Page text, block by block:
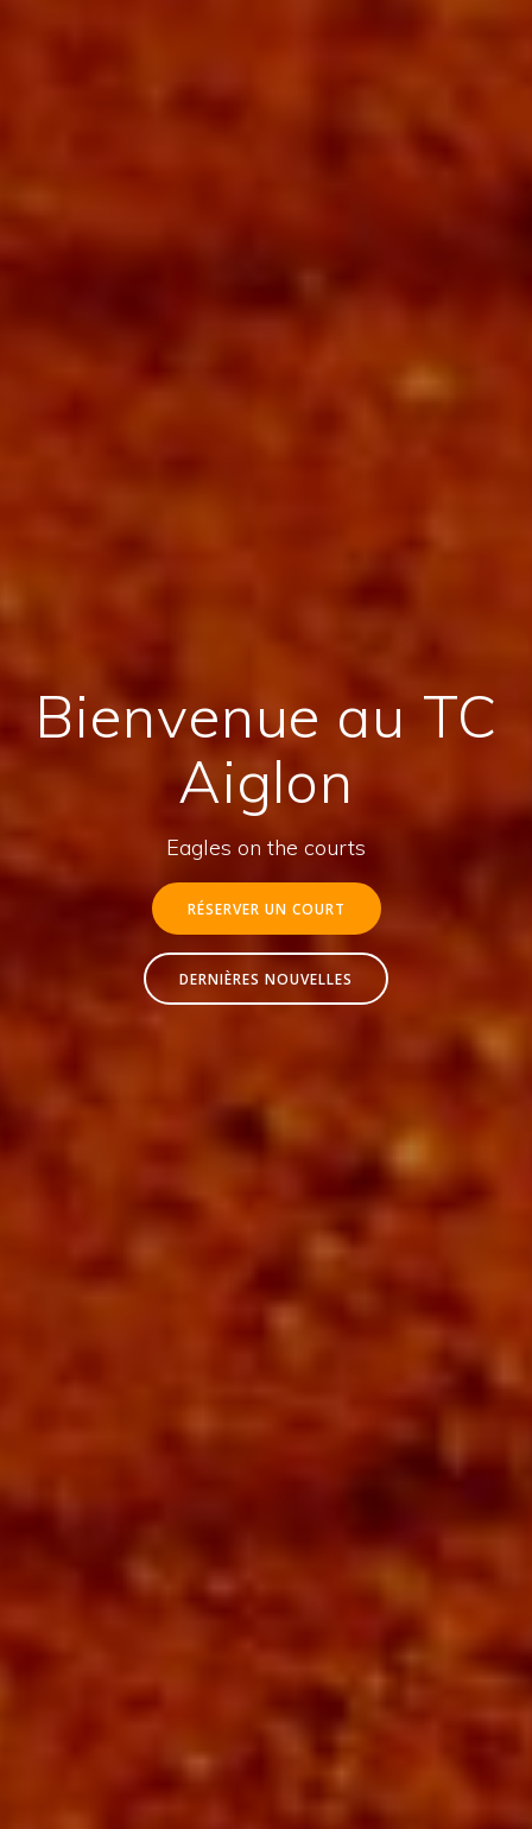
Bienvenue au TC
Aiglon
Eagles on the courts
RÉSERVER UN COURT
DERNIÈRES NOUVELLES